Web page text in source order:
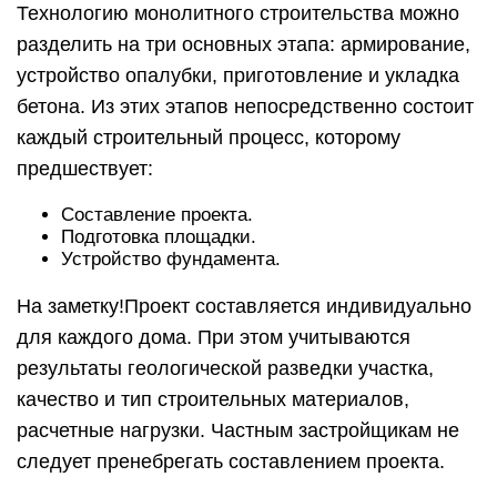
Технологию монолитного строительства можно
разделить на три основных этапа: армирование,
устройство опалубки, приготовление и укладка
бетона. Из этих этапов непосредственно состоит
каждый строительный процесс, которому
предшествует:
Составление проекта.
Подготовка площадки.
Устройство фундамента.
На заметку!Проект составляется индивидуально
для каждого дома. При этом учитываются
результаты геологической разведки участка,
качество и тип строительных материалов,
расчетные нагрузки. Частным застройщикам не
следует пренебрегать составлением проекта.